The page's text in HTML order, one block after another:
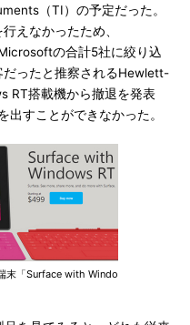
（TI）の予定だった。
えなかったため、
の合計5社に絞り込
だったと推察されるHewlett-
RT搭載機から撤退を発表
出すことができなかった。
末「Surface with Windo